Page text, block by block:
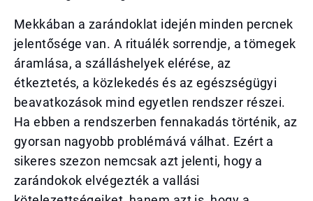
Mekkában a zarándoklat idején minden percnek
jelentősége van. A rituálék sorrendje, a tömegek
áramlása, a szálláshelyek elérése, az
étkeztetés, a közlekedés és az egészségügyi
beavatkozások mind egyetlen rendszer részei.
Ha ebben a rendszerben fennakadás történik, az
gyorsan nagyobb problémává válhat. Ezért a
sikeres szezon nemcsak azt jelenti, hogy a
zarándokok elvégezték a vallási